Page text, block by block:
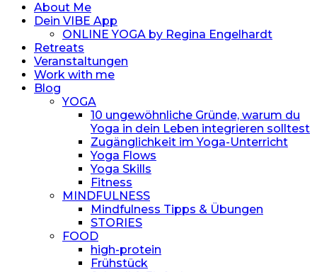
About Me
Dein VIBE App
ONLINE YOGA by Regina Engelhardt
Retreats
Veranstaltungen
Work with me
Blog
YOGA
10 ungewöhnliche Gründe, warum du
Yoga in dein Leben integrieren solltest
Zugänglichkeit im Yoga-Unterricht
Yoga Flows
Yoga Skills
Fitness
MINDFULNESS
Mindfulness Tipps & Übungen
STORIES
FOOD
high-protein
Frühstück